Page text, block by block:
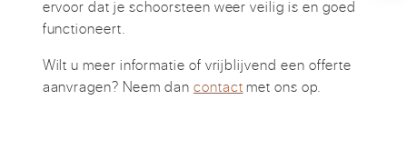
ervoor dat je schoorsteen weer veilig is en goed
functioneert.
Wilt u meer informatie of vrijblijvend een offerte
aanvragen? Neem dan contactmet ons op.